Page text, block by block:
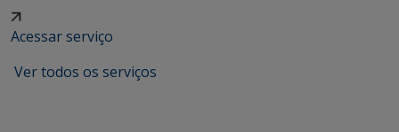
Acessar serviço
Ver todos os serviços